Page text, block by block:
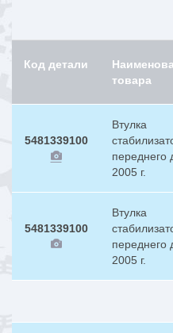
Код детали
товара
5481339100
Втулка
переднего
2005 г.
5481339100
Втулка
переднего
2005 г.